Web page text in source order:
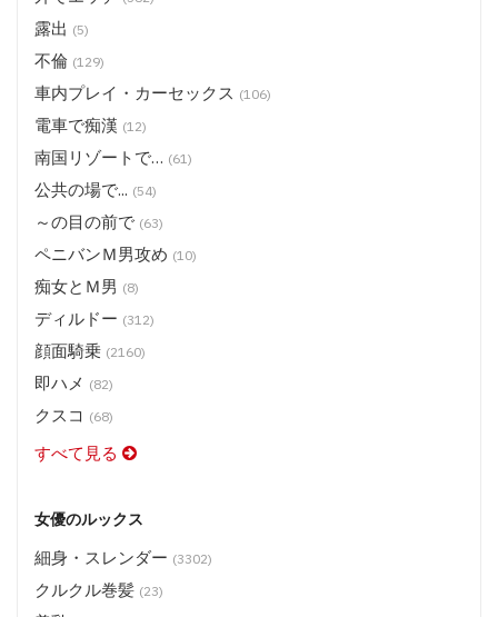
露出 (5)
不倫 (129)
車内プレイ・カーセックス (106)
電車で痴漢 (12)
南国リゾートで… (61)
公共の場で... (54)
～の目の前で (63)
ペニバンＭ男攻め (10)
痴女とＭ男 (8)
ディルドー (312)
顔面騎乗 (2160)
即ハメ (82)
クスコ (68)
すべて見る
女優のルックス
細身・スレンダー (3302)
クルクル巻髪 (23)